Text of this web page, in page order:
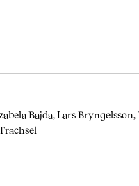
Bajda, Lars